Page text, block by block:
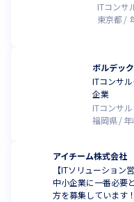
ITコンサ
東京都
ボルデッ
ITコンサ
企業
ITコンサ
福岡県
年
アイチーム株式会社
【ITソリューショ
中小企業に一番必要
方を募集しています！